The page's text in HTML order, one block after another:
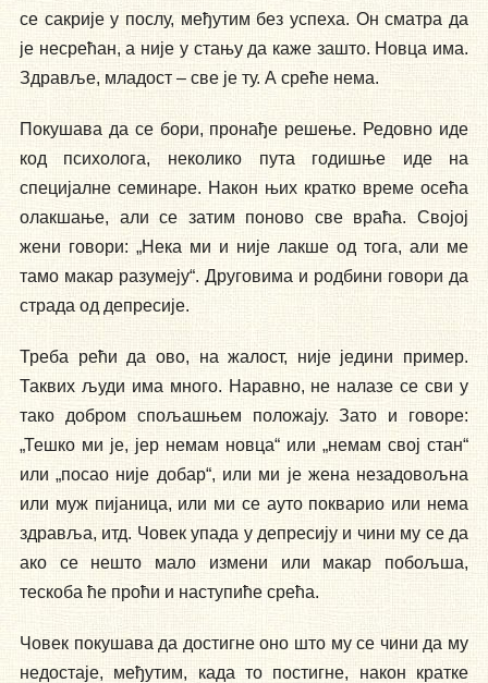
се сакрије у послу, међутим без успеха. Он сматра да
је несрећан, а није у стању да каже зашто. Новца има.
Здравље, младост – све је ту. А среће нема.
Покушава да се бори, пронађе решење. Редовно иде
код психолога, неколико пута годишње иде на
специјалне семинаре. Након њих кратко време осећа
олакшање, али се затим поново све враћа. Својој
жени говори: „Нека ми и није лакше од тога, али ме
тамо макар разумеју“. Друговима и родбини говори да
страда од депресије.
Треба рећи да ово, на жалост, није једини пример.
Таквих људи има много. Наравно, не налазе се сви у
тако добром спољашњем положају. Зато и говоре:
„Тешко ми је, јер немам новца“ или „немам свој стан“
или „посао није добар“, или ми је жена незадовољна
или муж пијаница, или ми се ауто покварио или нема
здравља, итд. Човек упада у депресију и чини му се да
ако се нешто мало измени или макар побољша,
тескоба ће проћи и наступиће срећа.
Човек покушава да достигне оно што му се чини да му
недостаје, међутим, када то постигне, након кратке